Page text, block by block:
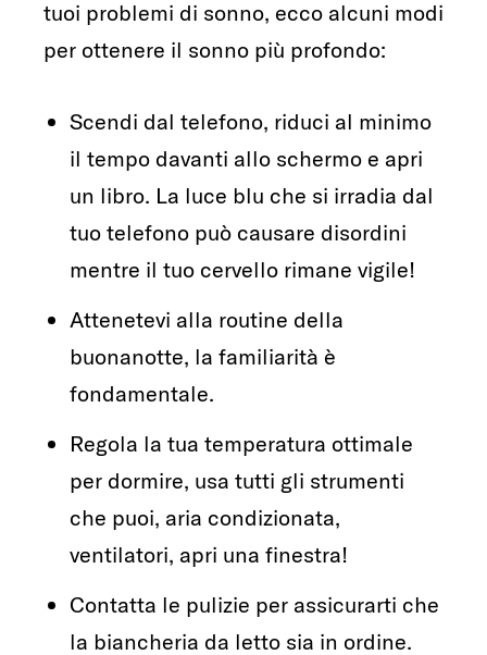
tuoi problemi di sonno, ecco alcuni modi
per ottenere il sonno più profondo:
Scendi dal telefono, riduci al minimo
il tempo davanti allo schermo e apri
un libro. La luce blu che si irradia dal
tuo telefono può causare disordini
mentre il tuo cervello rimane vigile!
Attenetevi alla routine della
buonanotte, la familiarità è
fondamentale.
Regola la tua temperatura ottimale
per dormire, usa tutti gli strumenti
che puoi, aria condizionata,
ventilatori, apri una finestra!
Contatta le pulizie per assicurarti che
la biancheria da letto sia in ordine.